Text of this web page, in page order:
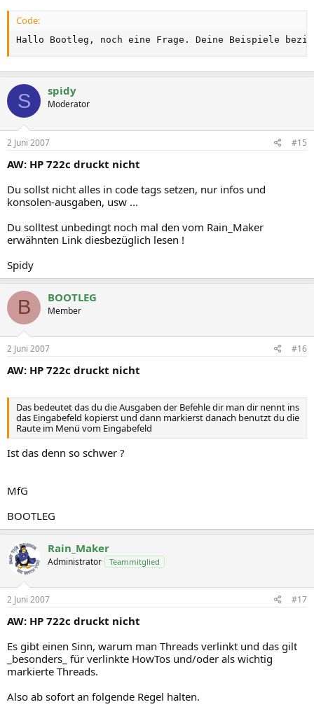
Code:
Hallo Bootleg, noch eine Frage. Deine Beispiele
S spidy
Moderator
2 Juni 2007 #15
AW: HP 722c druckt nicht
Du sollst nicht alles in code tags setzen, nur infos und
konsolen-ausgaben, usw ...
Du solltest unbedingt noch mal den vom Rain_Maker
erwähnten Link diesbezüglich lesen !
Spidy
B BOOTLEG
Member
2 Juni 2007 #16
AW: HP 722c druckt nicht
Das bedeutet das du die Ausgaben der Befehle dir man dir nennt ins
das Eingabefeld kopierst und dann markierst danach benutzt du die
Raute im Menü vom Eingabefeld
Ist das denn so schwer ?
MfG
BOOTLEG
Rain_Maker
Administrator Teammitglied
2 Juni 2007 #17
AW: HP 722c druckt nicht
Es gibt einen Sinn, warum man Threads verlinkt und das gilt
_besonders_ für verlinkte HowTos und/oder als wichtig
markierte Threads.
Also ab sofort an folgende Regel halten.